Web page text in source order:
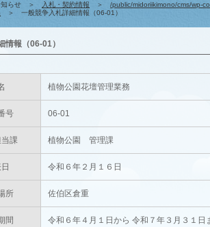
らせ ＞ 入札・契約情報 ＞ /public/midoriikimono/cms/wp-
＞ 一般競争入札詳細情報（06-01）
情報（06-01）
植物公園花壇管理業務
号 06-01
課 植物公園 管理課
令和６年２月１６日
所 佐伯区倉重
間 令和６年４月１日から 令和７年３月３１日